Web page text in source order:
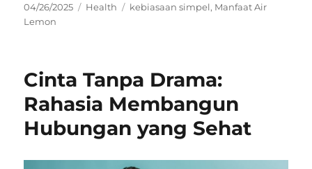
Posted
on
04/26/2025 Categories
Health Tags
kebiasaan simpel, Manfaat Air
Lemon
Cinta Tanpa Drama:
Rahasia Membangun
Hubungan yang Sehat